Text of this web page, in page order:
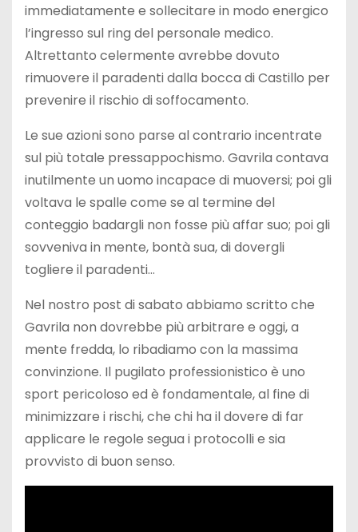
immediatamente e sollecitare in modo energico
l’ingresso sul ring del personale medico.
Altrettanto celermente avrebbe dovuto
rimuovere il paradenti dalla bocca di Castillo per
prevenire il rischio di soffocamento.
Le sue azioni sono parse al contrario incentrate
sul più totale pressappochismo. Gavrila contava
inutilmente un uomo incapace di muoversi; poi gli
voltava le spalle come se al termine del
conteggio badargli non fosse più affar suo; poi gli
sovveniva in mente, bontà sua, di dovergli
togliere il paradenti…
Nel nostro post di sabato abbiamo scritto che
Gavrila non dovrebbe più arbitrare e oggi, a
mente fredda, lo ribadiamo con la massima
convinzione. Il pugilato professionistico è uno
sport pericoloso ed è fondamentale, al fine di
minimizzare i rischi, che chi ha il dovere di far
applicare le regole segua i protocolli e sia
provvisto di buon senso.